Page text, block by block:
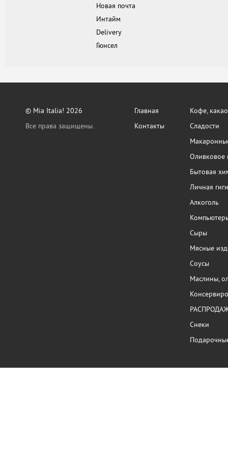
Новая почта
Интайм
Delivery
Гюнсел
© Mia Italia! 2026
Все права защищены.
Главная
Контакты
Кофе,
Сладости
Оливковое
Бытовая
Личная
Алкоголь
Сыры
Мясные
Соусы
Маслины,
Снеки